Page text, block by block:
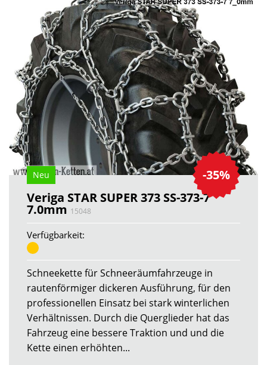
-35%
Neu
Veriga STAR SUPER 373 SS-373-7
7.0mm 15048
Verfügbarkeit:
Schneekette für Schneeräumfahrzeuge in
rautenförmiger dickeren Ausführung, für den
professionellen Einsatz bei stark winterlichen
Verhältnissen. Durch die Querglieder hat das
Fahrzeug eine bessere Traktion und und die
Kette einen erhöhten...